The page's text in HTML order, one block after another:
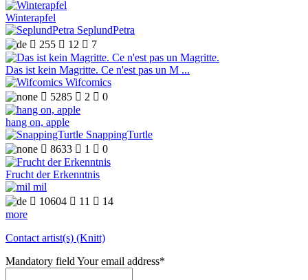
Winterapfel
SeplundPetra
 255  12  7
Das ist kein Magritte. Ce n'est pas un M ...
Wifcomics
 5285  2  0
hang on, apple
SnappingTurtle
 8633  1  0
Frucht der Erkenntnis
mil
 10604  11  14
more
Contact artist(s) (Knitt)
Mandatory field Your email address*